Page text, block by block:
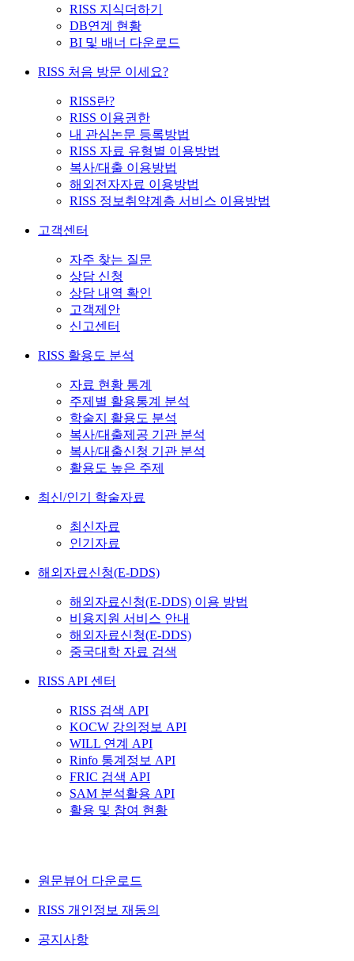
RISS 지식더하기
DB연계 현황
BI 및 배너 다운로드
RISS 처음 방문 이세요?
RISS란?
RISS 이용권한
내 관심논문 등록방법
RISS 자료 유형별 이용방법
복사/대출 이용방법
해외전자자료 이용방법
RISS 정보취약계층 서비스 이용방법
고객센터
자주 찾는 질문
상담 신청
상담 내역 확인
고객제안
신고센터
RISS 활용도 분석
자료 현황 통계
주제별 활용통계 분석
학술지 활용도 분석
복사/대출제공 기관 분석
복사/대출신청 기관 분석
활용도 높은 주제
최신/인기 학술자료
최신자료
인기자료
해외자료신청(E-DDS)
해외자료신청(E-DDS) 이용 방법
비용지원 서비스 안내
해외자료신청(E-DDS)
중국대학 자료 검색
RISS API 센터
RISS 검색 API
KOCW 강의정보 API
WILL 연계 API
Rinfo 통계정보 API
FRIC 검색 API
SAM 분석활용 API
활용 및 참여 현황
원문뷰어 다운로드
RISS 개인정보 재동의
공지사항